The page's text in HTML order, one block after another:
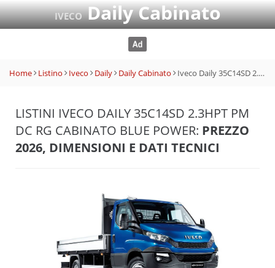
IVECODaily Cabinato
Home Listino Iveco Daily Daily Cabinato Iveco Daily 35C14SD 2.3HPT PM DC RG Cabinato Blue Power
LISTINI IVECO DAILY 35C14SD 2.3HPT PM
DC RG CABINATO BLUE POWER: PREZZO
2026, DIMENSIONI E DATI TECNICI